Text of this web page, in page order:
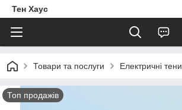
Тен Хаус
Товари та послуги Електричні тени
Топ продажів